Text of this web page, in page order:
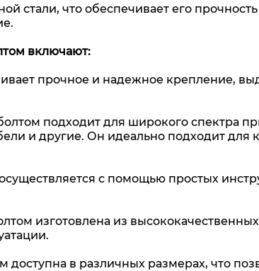
стали, что обеспечивает его
включают:
прочное и надежное крепление,
подходит для широкого спектра
и другие. Он идеально подходит
с помощью простых
изготовлена из
доступна в различных размерах, что